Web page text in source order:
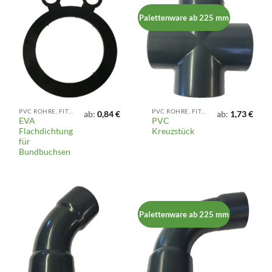
EVA
Flachdichtung
für
Bundbuchsen
ab: 0,84€
Palettenware ab 225 mm
PVC
Kreuzstück
ab: 1,73€
Palettenware ab 225 mm